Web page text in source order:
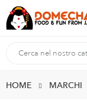
HOME MARCHI